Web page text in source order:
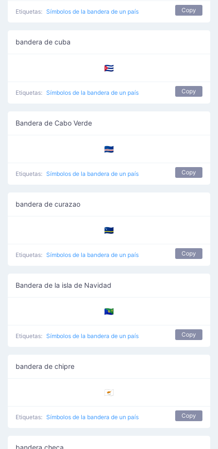
Etiquetas: Símbolos de la bandera de un país Copy
bandera de cuba
🇨🇺
Etiquetas: Símbolos de la bandera de un país Copy
Bandera de Cabo Verde
🇨🇻
Etiquetas: Símbolos de la bandera de un país Copy
bandera de curazao
🇨🇼
Etiquetas: Símbolos de la bandera de un país Copy
Bandera de la isla de Navidad
🇨🇽
Etiquetas: Símbolos de la bandera de un país Copy
bandera de chipre
🇨🇾
Etiquetas: Símbolos de la bandera de un país Copy
bandera checa